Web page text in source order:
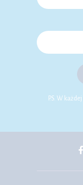
P.S. W